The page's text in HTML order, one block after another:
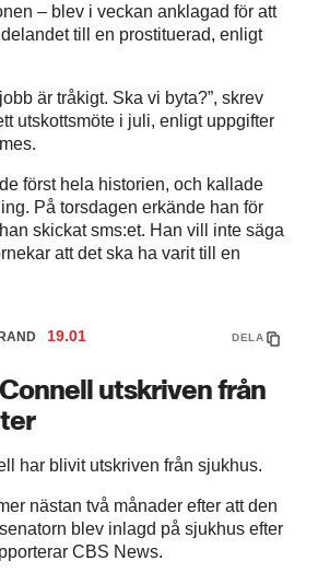
– blev i veckan anklagad för att
till en prostituerad, enligt
är tråkigt. Ska vi byta?”, skrev
utskottsmöte i juli, enligt uppgifter
först hela historien, och kallade
På torsdagen erkände han för
skickat sms:et. Han vill inte säga
att det ska ha varit till en
19.01 DELA
utskriven från
har blivit utskriven från sjukhus.
nästan två månader efter att den
blev inlagd på sjukhus efter
CBS News.